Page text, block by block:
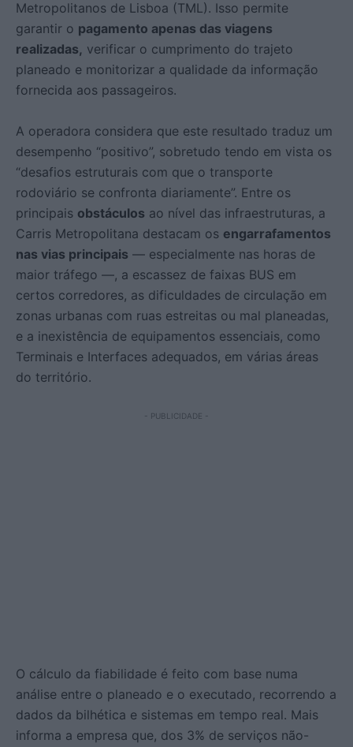
Metropolitanos de Lisboa (TML). Isso permite
garantir o pagamento apenas das viagens
realizadas, verificar o cumprimento do trajeto
planeado e monitorizar a qualidade da informação
fornecida aos passageiros.
A operadora considera que este resultado traduz um
desempenho “positivo”, sobretudo tendo em vista os
“desafios estruturais com que o transporte
rodoviário se confronta diariamente”. Entre os
principais obstáculos ao nível das infraestruturas, a
Carris Metropolitana destacam os engarrafamentos
nas vias principais — especialmente nas horas de
maior tráfego —, a escassez de faixas BUS em
certos corredores, as dificuldades de circulação em
zonas urbanas com ruas estreitas ou mal planeadas,
e a inexistência de equipamentos essenciais, como
Terminais e Interfaces adequados, em várias áreas
do território.
- PUBLICIDADE -
O cálculo da fiabilidade é feito com base numa
análise entre o planeado e o executado, recorrendo a
dados da bilhética e sistemas em tempo real. Mais
informa a empresa que, dos 3% de serviços não-